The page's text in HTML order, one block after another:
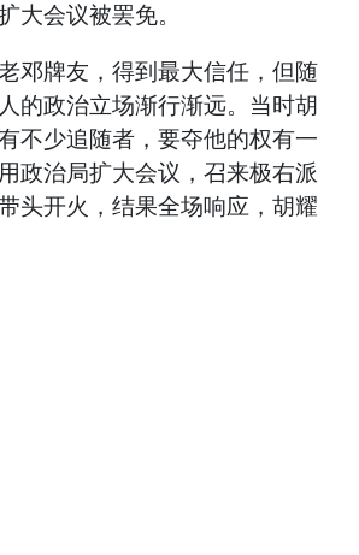
大会议被罢免。
牌友，得到最大信任，但随
的政治立场渐行渐远。当时胡
不少追随者，要夺他的权有一
政治局扩大会议，召来极右派
头开火，结果全场响应，胡耀